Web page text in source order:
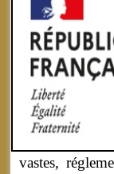
vastes,